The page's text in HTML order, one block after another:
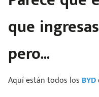
que
pero...
Aquí están todos los BYD